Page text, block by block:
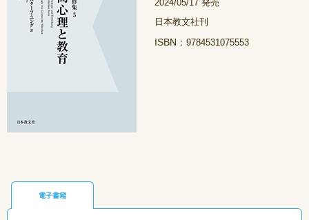
2024/05/17 発売
日本教文社刊
ISBN： 9784531075553
電子書籍